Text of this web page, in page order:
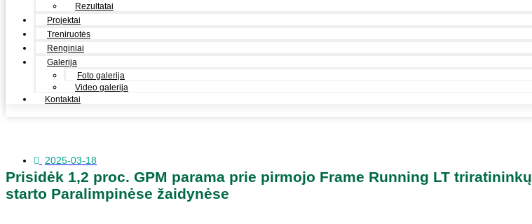
Rezultatai
Projektai
Treniruotės
Renginiai
Galerija
Foto galerija
Video galerija
Kontaktai
2025-03-18
Prisidėk 1,2 proc. GPM parama prie pirmojo Frame Running LT triratininkų
starto Paralimpinėse žaidynėse